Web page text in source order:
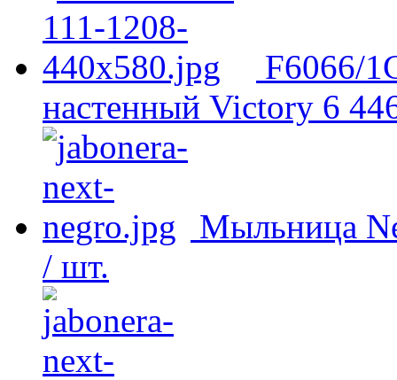
F6066/
настенный Victory 6
Мыльница
/ шт.